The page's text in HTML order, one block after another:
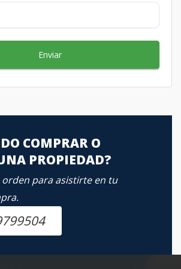
Enviar
COMPRAR O
PROPIEDAD?
orden para asistirte en tu